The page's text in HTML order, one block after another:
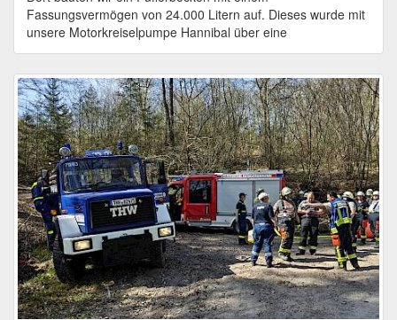
Fassungsvermögen von 24.000 Litern auf. Dieses wurde mit
unsere Motorkreiselpumpe Hannibal über eine